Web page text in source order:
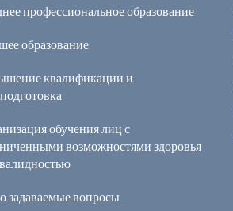
профессиональное образование
образование
квалификации и
обучения лиц с
возможностями здоровья
задаваемые вопросы